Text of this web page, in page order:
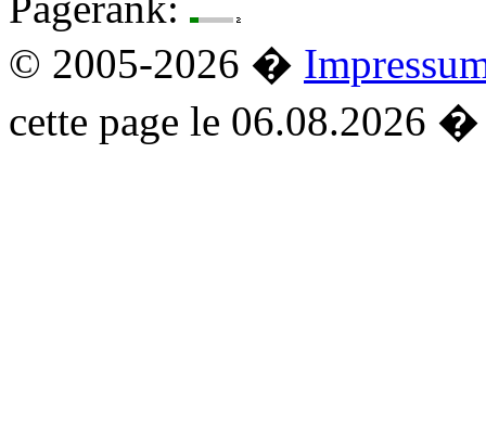
© 2005-2026 �
cette page le 06.08.2026